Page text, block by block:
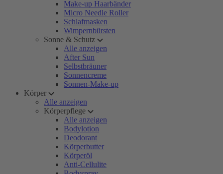
Make-up Haarbänder
Micro Needle Roller
Schlafmasken
Wimpernbürsten
Sonne & Schutz
Alle anzeigen
After Sun
Selbstbräuner
Sonnencreme
Sonnen-Make-up
Körper
Alle anzeigen
Körperpflege
Alle anzeigen
Bodylotion
Deodorant
Körperbutter
Körperöl
Anti-Cellulite